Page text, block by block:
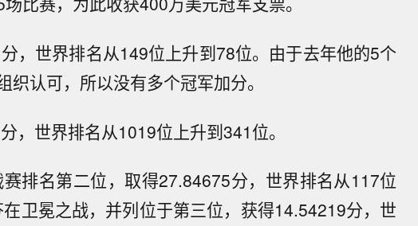
，世界排名从149位上升到78位。由于去年他的5个
织认可，所以没有多个冠军加分。
，世界排名从1019位上升到341位。
排名第二位，取得27.84675分，世界排名从117位
在卫冕之战，并列位于第三位，获得14.54219分，世